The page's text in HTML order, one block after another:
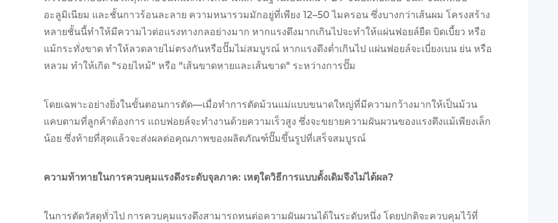
อะลูมิเนียม และชั้นกาวร้อนละลาย ความหนารวมมักอยู่ที่เพียง 12–50 ไมครอน ซึ่งบางกว่าเส้นผม โครงสร้าง
หลายชั้นนี้ทำให้มีความไวต่อแรงทางกลอย่างมาก หากแรงดึงมากเกินไปจะทำให้แผ่นฟอยล์ยืด บิดเบี้ยว หรือ
แม้กระทั่งขาด ทำให้ลวดลายไม่ตรงกันหรือปั๊มไม่สมบูรณ์ หากแรงดึงต่ำเกินไป แผ่นฟอยล์จะเบี่ยงเบน ย่น หรือ
หลวม ทำให้เกิด "รอยไหม้" หรือ "เส้นขาดหายและเส้นขาด" ระหว่างการปั๊ม
โดยเฉพาะอย่างยิ่งในขั้นตอนการตัด—เมื่อทำการตัดม้วนแม่แบบขนาดใหญ่ที่มีความกว้างมากให้เป็นม้วน
แคบตามที่ลูกค้าต้องการ แถบฟอยล์จะทำงานด้วยความเร็วสูง ซึ่งจะขยายความผันผวนของแรงตึงแม้เพียงเล็ก
น้อย ซึ่งท้ายที่สุดแล้วจะส่งผลต่อคุณภาพของผลิตภัณฑ์ปั๊มขึ้นรูปที่เสร็จสมบูรณ์
ความท้าทายในการควบคุมแรงดึงระดับจุลภาค: เหตุใดวิธีการแบบดั้งเดิมจึงไม่ได้ผล?
ในการตัดวัสดุทั่วไป การควบคุมแรงดึงสามารถทนต่อความผันผวนได้ในระดับหนึ่ง โดยปกติจะควบคุมไว้ที่